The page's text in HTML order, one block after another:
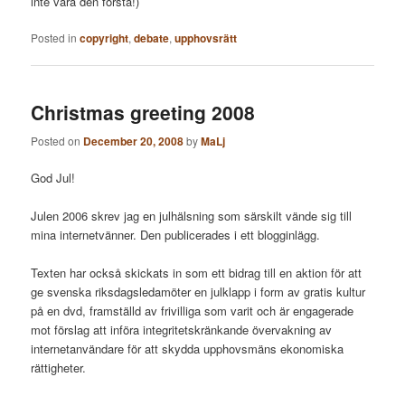
Posted in copyright,debate,upphovsrätt
Christmas greeting 2008
Posted on December 20, 2008byMaLj
God Jul!
Julen 2006 skrev jag en julhälsning som särskilt vände sig till
mina internetvänner. Den publicerades i ett blogginlägg.
Texten har också skickats in som ett bidrag till en aktion för att
ge svenska riksdagsledamöter en julklapp i form av gratis kultur
på en dvd, framställd av frivilliga som varit och är engagerade
mot förslag att införa integritetskränkande övervakning av
internetanvändare för att skydda upphovsmäns ekonomiska
rättigheter.